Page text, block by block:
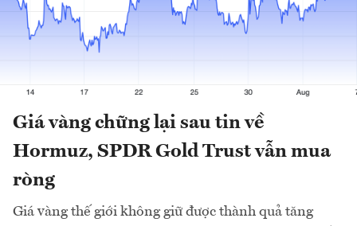
Giá vàng chững lại sau tin về
Hormuz, SPDR Gold Trust vẫn mua
ròng
Giá vàng thế giới không giữ được thành quả tăng